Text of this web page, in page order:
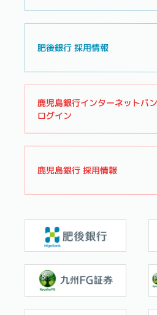
肥後銀行 採用情報
鹿児島銀行インターネットバ
ログイン
鹿児島銀行 採用情報